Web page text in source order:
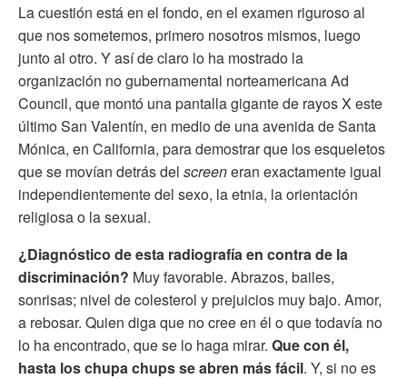
La cuestión está en el fondo, en el examen riguroso al
que nos sometemos, primero nosotros mismos, luego
junto al otro. Y así de claro lo ha mostrado la
organización no gubernamental norteamericana Ad
Council, que montó una pantalla gigante de rayos X este
último San Valentín, en medio de una avenida de Santa
Mónica, en California, para demostrar que los esqueletos
que se movían detrás del screeneran exactamente igual
independientemente del sexo, la etnia, la orientación
religiosa o la sexual.
¿Diagnóstico de esta radiografía en contra de la
discriminación? Muy favorable. Abrazos, bailes,
sonrisas; nivel de colesterol y prejuicios muy bajo. Amor,
a rebosar. Quien diga que no cree en él o que todavía no
lo ha encontrado, que se lo haga mirar. Que con él,
hasta los chupa chups se abren más fácil. Y, si no es